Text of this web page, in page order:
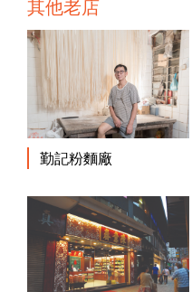
其他老店
勤記粉麵廠